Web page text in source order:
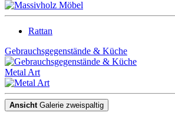
Rattan
Gebrauchsgegenstände & Küche
Metal Art
Ansicht Galerie zweispaltig